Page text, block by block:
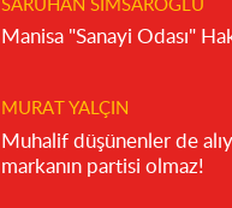
SARUHAN SIMSAROĞLU
Manisa "Sanayi Odası"
MURAT YALÇIN
Muhalif düşünenler de
markanın partisi olmaz!